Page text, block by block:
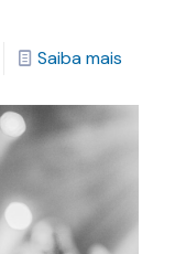
Saiba mais